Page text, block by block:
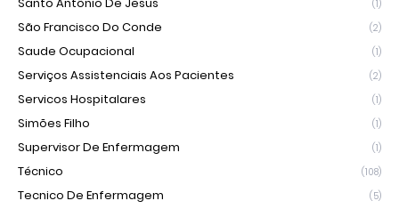
(1)
São Francisco Do Conde (2)
Saude Ocupacional (1)
Serviços Assistenciais Aos Pacientes (2)
Servicos Hospitalares (1)
Simões Filho (1)
Supervisor De Enfermagem (1)
Técnico (108)
Tecnico De Enfermagem (5)